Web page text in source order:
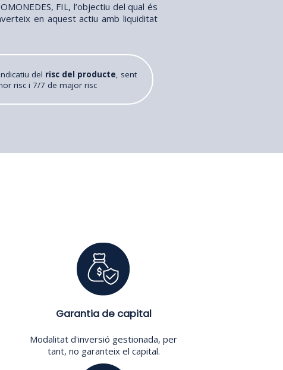
FIL, l’objectiu del qual és
en aquest actiu amb liquiditat
del risc del producte, sent
risc i 7/7 de major risc
Garantia de capital
Modalitat d'inversió gestionada, per
tant, no garanteix el capital.